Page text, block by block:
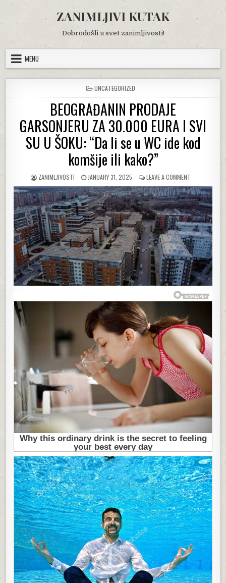
content
ZANIMLJIVI KUTAK
Dobrodošli u svet zanimljivosti!
MENU
POSTED
IN
UNCATEGORIZED
BEOGRAĐANIN PRODAJE
GARSONJERU ZA 30.000 EURA I SVI
SU U ŠOKU: “Da li se u WC ide kod
komšije ili kako?”
AUTHOR:
ZANIMLJIVOSTI
PUBLISHED
DATE:
JANUARY 31, 2025 LEAVE A COMMENTON
BEOGRAĐANIN
PRODAJE
GARSONJERU
ZA
30.000
EURA
I
SVI
SU
U
ŠOKU:
“DA
LI
SE
KOD
KOMŠIJE
ILI
KAKO?”